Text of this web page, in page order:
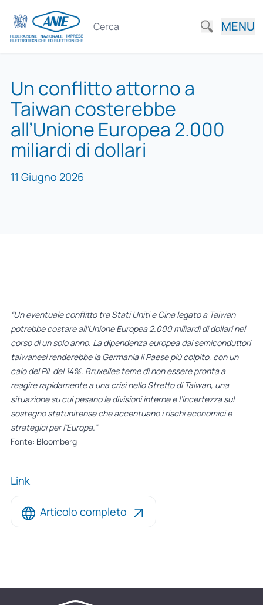
MENU
Un conflitto attorno a
Taiwan costerebbe
all’Unione Europea 2.000
miliardi di dollari
11 Giugno 2026
“Un eventuale conflitto tra Stati Uniti e Cina legato a Taiwan
potrebbe costare all’Unione Europea 2.000 miliardi di dollari nel
corso di un solo anno. La dipendenza europea dai semiconduttori
taiwanesi renderebbe la Germania il Paese più colpito, con un
calo del PIL del 14%. Bruxelles teme di non essere pronta a
reagire rapidamente a una crisi nello Stretto di Taiwan, una
situazione su cui pesano le divisioni interne e l’incertezza sul
sostegno statunitense che accentuano i rischi economici e
strategici per l’Europa.”
Fonte: Bloomberg
Link
Articolo completo